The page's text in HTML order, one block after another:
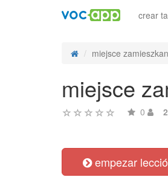
crear
miejsce
miejsce
0
empezar